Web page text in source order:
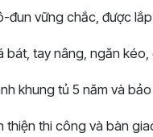
đun vững chắc, được
bát, tay nâng, ngăn
khung tủ 5 năm và
thiện thi công và bàn